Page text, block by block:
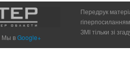
Мы вGoogle+
Передрук
ЗМІ тільки зі